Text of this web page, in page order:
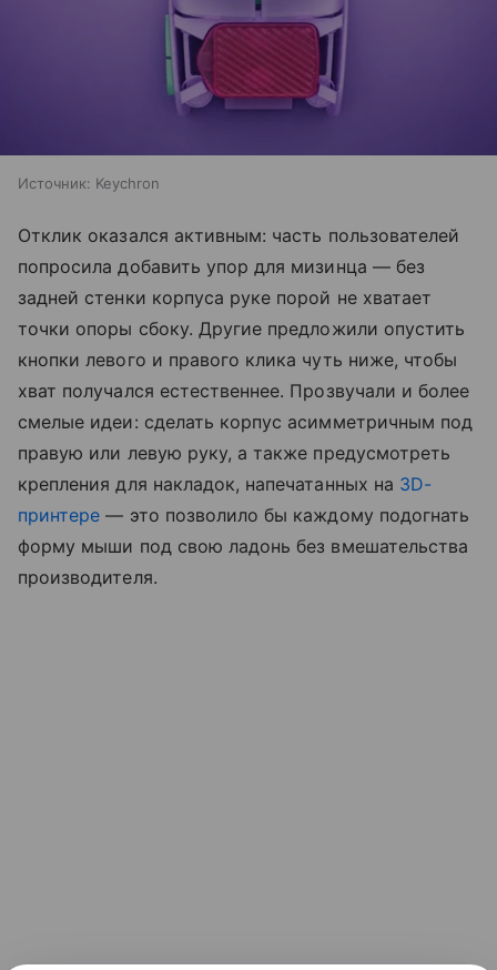
Источник: Keychron
Отклик оказался активным: часть пользователей
попросила добавить упор для мизинца — без
задней стенки корпуса руке порой не хватает
точки опоры сбоку. Другие предложили опустить
кнопки левого и правого клика чуть ниже, чтобы
хват получался естественнее. Прозвучали и более
смелые идеи: сделать корпус асимметричным под
правую или левую руку, а также предусмотреть
крепления для накладок, напечатанных на 3D-
принтере — это позволило бы каждому подогнать
форму мыши под свою ладонь без вмешательства
производителя.